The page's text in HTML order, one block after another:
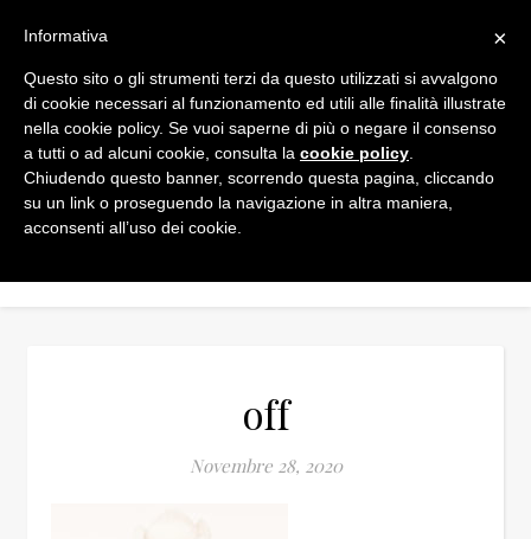
off
Novembre 28, 2020
×
Informativa
Questo sito o gli strumenti terzi da questo utilizzati si avvalgono
di cookie necessari al funzionamento ed utili alle finalità illustrate
nella cookie policy. Se vuoi saperne di più o negare il consenso
a tutti o ad alcuni cookie, consulta la cookie policy
Chiudendo questo banner, scorrendo questa pagina, cliccando
su un link o proseguendo la navigazione in altra maniera,
acconsenti all’uso dei cookie.